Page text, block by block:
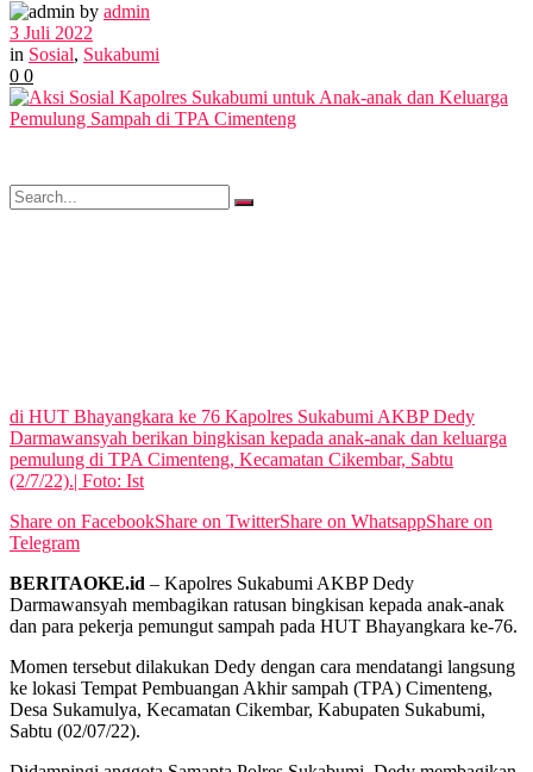
FOTO
VIDEO
by admin
3 Juli 2022
in Sosial, Sukabumi
0 0
di HUT Bhayangkara ke 76 Kapolres Sukabumi AKBP Dedy
Darmawansyah berikan bingkisan kepada anak-anak dan keluarga
pemulung di TPA Cimenteng, Kecamatan Cikembar, Sabtu
(2/7/22).| Foto: Ist
Share on FacebookShare on TwitterShare on WhatsappShare on
Telegram
BERITAOKE.id – Kapolres Sukabumi AKBP Dedy
Darmawansyah membagikan ratusan bingkisan kepada anak-anak
dan para pekerja pemungut sampah pada HUT Bhayangkara ke-76.
Momen tersebut dilakukan Dedy dengan cara mendatangi langsung
ke lokasi Tempat Pembuangan Akhir sampah (TPA) Cimenteng,
Desa Sukamulya, Kecamatan Cikembar, Kabupaten Sukabumi,
Sabtu (02/07/22).